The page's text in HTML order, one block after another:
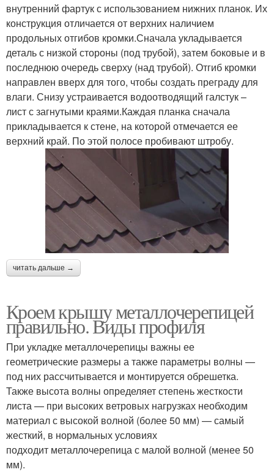
внутренний фартук с использованием нижних планок. Их
конструкция отличается от верхних наличием
продольных отгибов кромки.Сначала укладывается
деталь с низкой стороны (под трубой), затем боковые и в
последнюю очередь сверху (над трубой). Отгиб кромки
направлен вверх для того, чтобы создать преграду для
влаги. Снизу устраивается водоотводящий галстук –
лист с загнутыми краями.Каждая планка сначала
прикладывается к стене, на которой отмечается ее
верхний край. По этой полосе пробивают штробу.
читать дальше →
Кроем крышу металлочерепицей
правильно. Виды профиля
При укладке металлочерепицы важны ее
геометрические размеры а также параметры волны —
под них рассчитывается и монтируется обрешетка.
Также высота волны определяет степень жесткости
листа — при высоких ветровых нагрузках необходим
материал с высокой волной (более 50 мм) — самый
жесткий, в нормальных условиях
подходит металлочерепица с малой волной (менее 50
мм).